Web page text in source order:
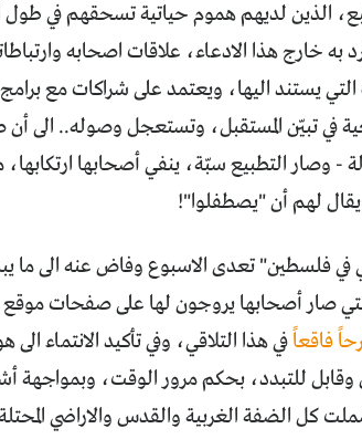
الذين لديهم هموم حياتية تسحقهم في طول
به خارج هذا الادعاء، علاقات اصحابه
التي يستند اليها، ويعتمد على شراكات مع
في تبيّن المستقبل، وتستعجل وصوله.. الى
- وصار التطبيع سبّة، ينفي أصحابها
لهم أن "يصطفلوا"!
في فلسطين" تعدى الاسبوع وفاض عنه الى
صار أصحابها يروجون لها على صفحات
فاقعاً في هذا التلاقي، وفي تأكيد الانتماء
للتبدد، بحكم مرور الوقت، وبمواجهة